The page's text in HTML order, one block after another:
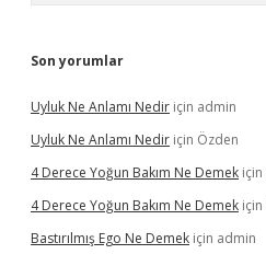
Son yorumlar
Uyluk Ne Anlamı Nedir için admin
Uyluk Ne Anlamı Nedir için Özden
4 Derece Yoğun Bakım Ne Demek için
4 Derece Yoğun Bakım Ne Demek için
Bastırılmış Ego Ne Demek için admin